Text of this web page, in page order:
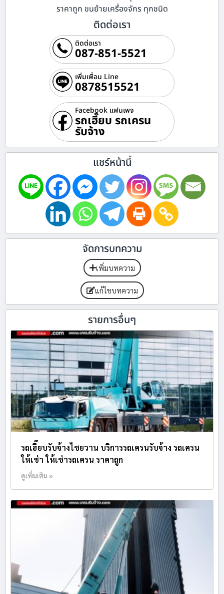
ราคาถูก ขนย้ายเครื่องจักร ทุกชนิด
ติดต่อเรา
ติดต่อเรา
087-851-5521
เพิ่มเพื่อน Line
0878515521
Facebook แฟนเพจ
รถเฮี๊ยบ รถเครน
รับจ้าง
แชร์หน้านี้
จัดการบทความ
เพิ่มบทความ
แก้ไขบทความ
รายการอื่นๆ
รถเฮี๊ยบรับจ้างไชยวาน บริการรถเครนรับจ้าง รถเครน
ให้เช่า ให้เช่ารถเครน ราคาถูก
ดูเพิ่มเติม »